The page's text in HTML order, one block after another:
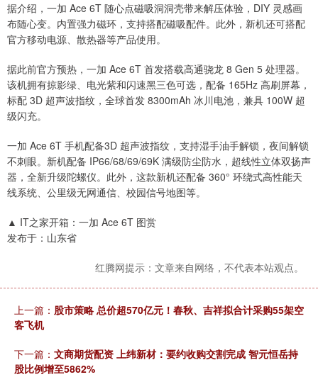
据介绍，一加 Ace 6T 随心点磁吸洞洞壳带来解压体验，DIY 灵感画
布随心变。内置强力磁环，支持搭配磁吸配件。此外，新机还可搭配
官方移动电源、散热器等产品使用。
据此前官方预热，一加 Ace 6T 首发搭载高通骁龙 8 Gen 5 处理器。
该机拥有掠影绿、电光紫和闪速黑三色可选，配备 165Hz 高刷屏幕，
标配 3D 超声波指纹，全球首发 8300mAh 冰川电池，兼具 100W 超
级闪充。
一加 Ace 6T 手机配备3D 超声波指纹，支持湿手油手解锁，夜间解锁
不刺眼。新机配备 IP66/68/69/69K 满级防尘防水，超线性立体双扬声
器，全新升级陀螺仪。此外，这款新机还配备 360° 环绕式高性能天
线系统、公里级无网通信、校园信号地图等。
▲ IT之家开箱：一加 Ace 6T 图赏
发布于：山东省
红腾网提示：文章来自网络，不代表本站观点。
上一篇： 股市策略 总价超570亿元！春秋、吉祥拟合计采购55架空
客飞机
下一篇： 文商期货配资 上纬新材：要约收购交割完成 智元恒岳持
股比例增至5862%